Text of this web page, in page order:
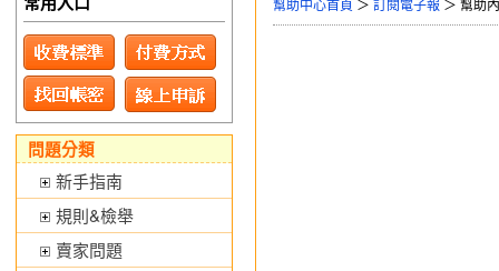
幫助中心首頁 ＞ 訂閱電子報 ＞ 幫助
問題分類
新手指南
規則&檢舉
賣家問題